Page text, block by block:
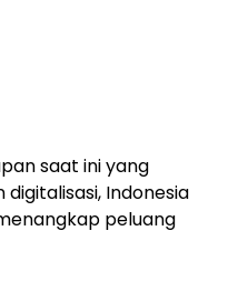
saat ini yang
Indonesia
peluang